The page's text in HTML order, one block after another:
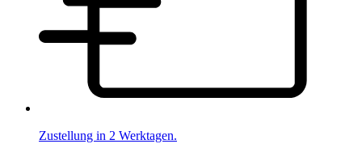
Zustellung in 2 Werktagen.